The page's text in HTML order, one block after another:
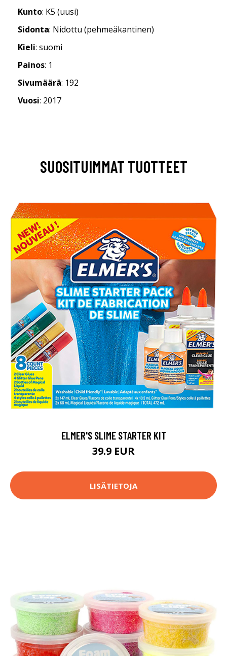
Kunto: K5 (uusi)
Sidonta: Nidottu (pehmeäkantinen)
Kieli: suomi
Painos: 1
Sivumäärä: 192
Vuosi: 2017
SUOSITUIMMAT TUOTTEET
ELMER'S SLIME STARTER KIT
39.9 EUR
LISÄTIETOJA